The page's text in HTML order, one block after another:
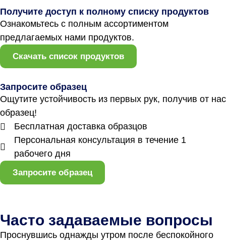
Получите доступ к полному списку продуктов
Ознакомьтесь с полным ассортиментом
предлагаемых нами продуктов.
Скачать список продуктов
Запросите образец
Ощутите устойчивость из первых рук, получив от нас
образец!
Бесплатная доставка образцов
Персональная консультация в течение 1
рабочего дня
Запросите образец
Часто задаваемые вопросы
Проснувшись однажды утром после беспокойного